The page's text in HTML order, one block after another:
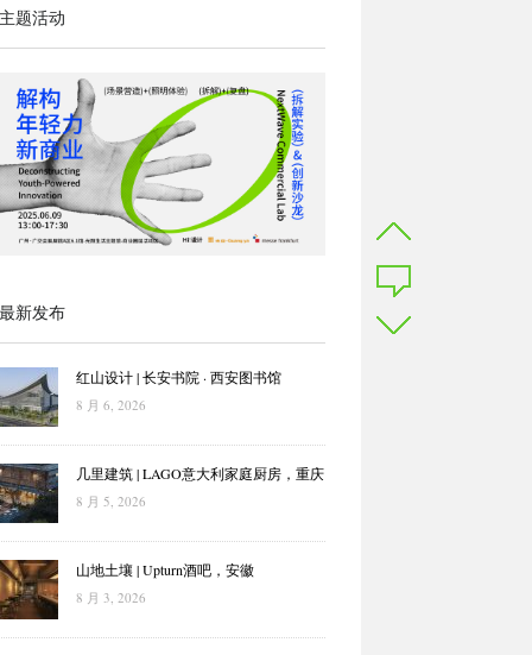
题活动
新发布
红山设计 | 长安书院 · 西安图书馆
8 月 6, 2026
几里建筑 | LAGO意大利家庭厨房，重庆
8 月 5, 2026
山地土壤 | Upturn酒吧，安徽
8 月 3, 2026